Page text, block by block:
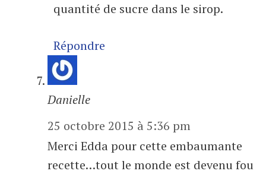
quantité de sucre dans le sirop.
Répondre
Danielle
25 octobre 2015 à 5:36 pm
Merci Edda pour cette embaumante
recette…tout le monde est devenu fou